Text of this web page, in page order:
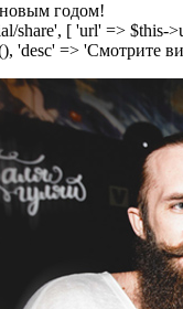
годом!
share', [ 'url' => $this-
'desc' => 'Смотрите